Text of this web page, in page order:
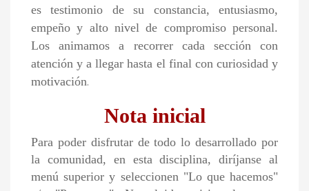
es testimonio de su constancia, entusiasmo,
empeño y alto nivel de compromiso personal.
Los animamos a recorrer cada sección con
atención y a llegar hasta el final con curiosidad y
motivación.
Nota inicial
Para poder disfrutar de todo lo desarrollado por
la comunidad, en esta disciplina, diríjanse al
menú superior y seleccionen "Lo que hacemos"